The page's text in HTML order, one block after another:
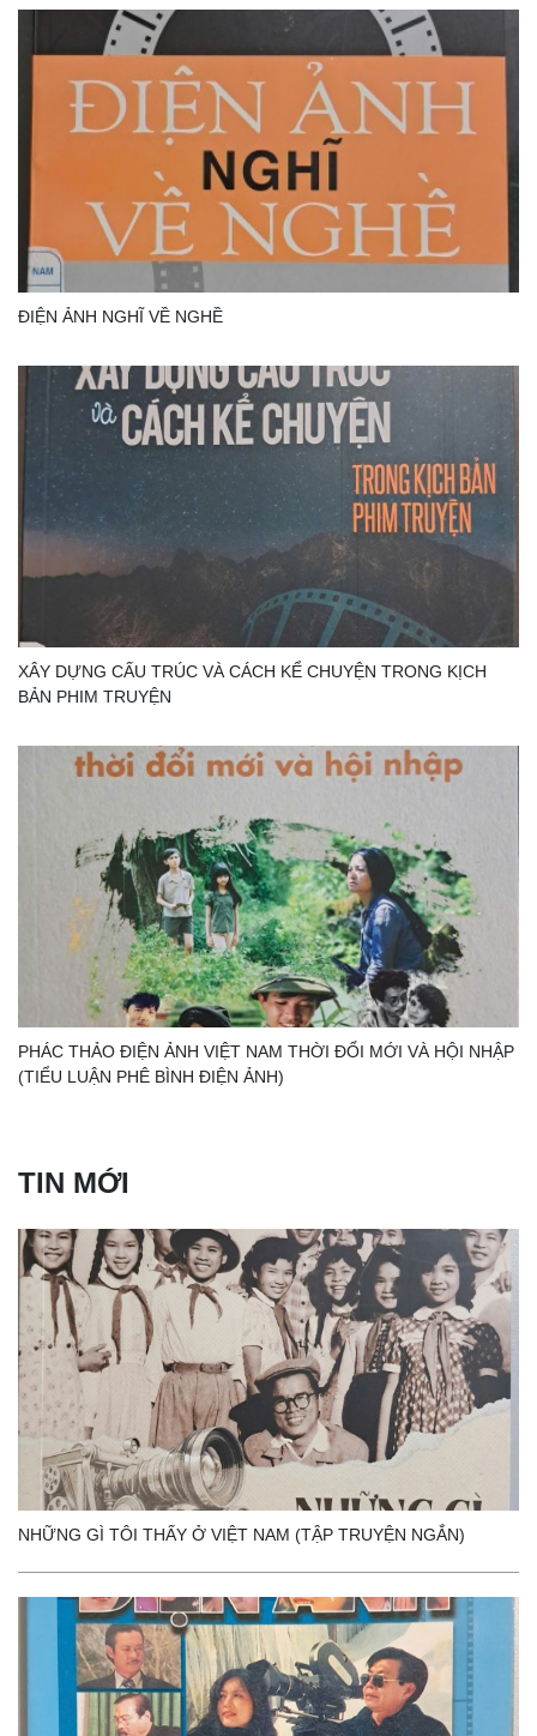
ĐIỆN ẢNH NGHĨ VỀ NGHỀ
XÂY DỰNG CẤU TRÚC VÀ CÁCH KỂ CHUYỆN TRONG KỊCH
BẢN PHIM TRUYỆN
PHÁC THẢO ĐIỆN ẢNH VIỆT NAM THỜI ĐỔI MỚI VÀ HỘI NHẬP
(TIỂU LUẬN PHÊ BÌNH ĐIỆN ẢNH)
TIN MỚI
NHỮNG GÌ TÔI THẤY Ở VIỆT NAM (TẬP TRUYỆN NGẮN)